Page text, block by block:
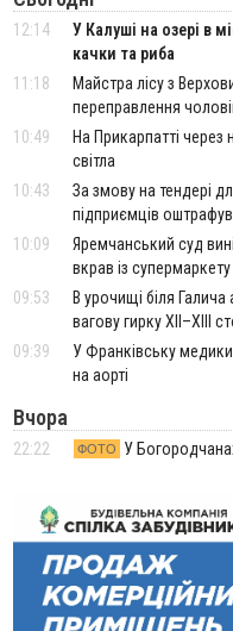
12:14
У Калуші на озері в
качки та риба
11:18
Майстра лісу з
переправлення
10:49
На Прикарпатті через
світла
10:43
За змову на тендері
підприємців
10:09
Яремчанський суд
вкрав із
09:53
В урочищі біля
вагову гирку XII–XIII
09:39
У Франківську
на аорті
Вчора
22:22 ФОТО
У
21:01
Загальна площа всіх
футбольних полів
20:47
На "зебрі" у
18:55
Прикарпаття серед
рекордсмен за